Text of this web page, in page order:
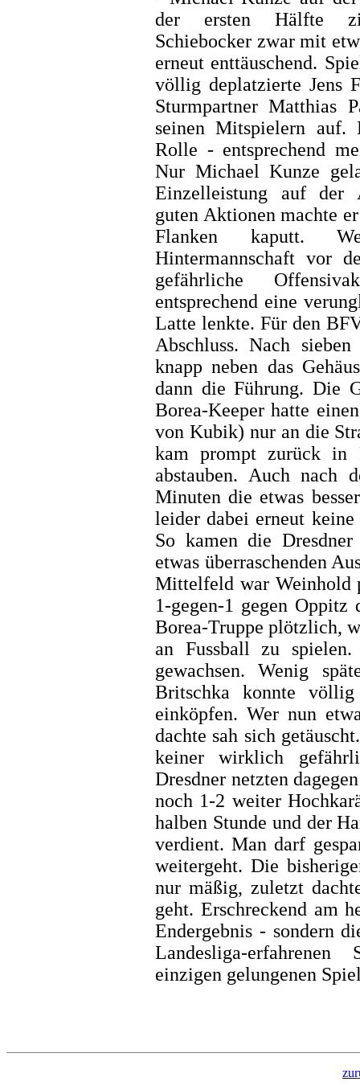
der ersten Hälfte
Schiebocker zwar mit
erneut enttäuschend.
völlig deplatzierte Jens
Sturmpartner Matthias
seinen Mitspielern
Rolle - entsprechend
Nur Michael Kunze
Einzelleistung auf der
guten Aktionen machte
Flanken kaputt.
Hintermannschaft vor
gefährliche
entsprechend eine
Latte lenkte. Für den
Abschluss. Nach
knapp neben das
dann die Führung. Die
Borea-Keeper hatte
von Kubik) nur an die
kam prompt zurück in
abstauben. Auch nach
Minuten die etwas
leider dabei erneut
So kamen die
etwas überraschenden
Mittelfeld war Weinhold
1-gegen-1 gegen
Borea-Truppe plötzlich,
an Fussball zu
gewachsen. Wenig
Britschka konnte völlig
einköpfen. Wer nun
dachte sah sich
keiner wirklich
Dresdner netzten
noch 1-2 weiter
halben Stunde und der
verdient. Man darf
weitergeht. Die
nur mäßig, zuletzt
geht. Erschreckend am
Endergebnis - sondern
Landesliga-
einzigen gelungenen